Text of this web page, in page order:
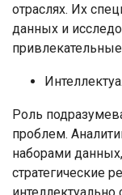
отраслях. Их
данных и
Роль
проблем.
наборами
стратегические